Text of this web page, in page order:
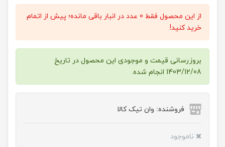
از این محصول فقط 0 عدد در انبار باقی مانده؛ پیش از اتمام
خرید کنید!
بروزرسانی قیمت و موجودی این محصول در تاریخ
1403/12/08 انجام شده.
فروشنده: وان تیک کالا
ناموجود